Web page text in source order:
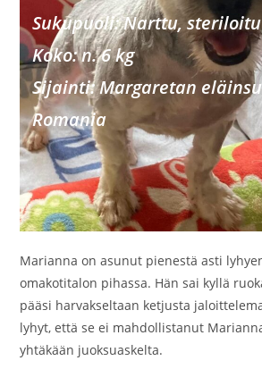
Sukupuoli: Narttu, steriloitu
Koko: n. 6 kg
Sijainti: Margaretan
Romania
Marianna on asunut pienestä asti
omakotitalon pihassa. Hän sai kyllä
pääsi harvakseltaan ketjusta
lyhyt, että se ei mahdollistanut
yhtäkään juoksuaskelta.